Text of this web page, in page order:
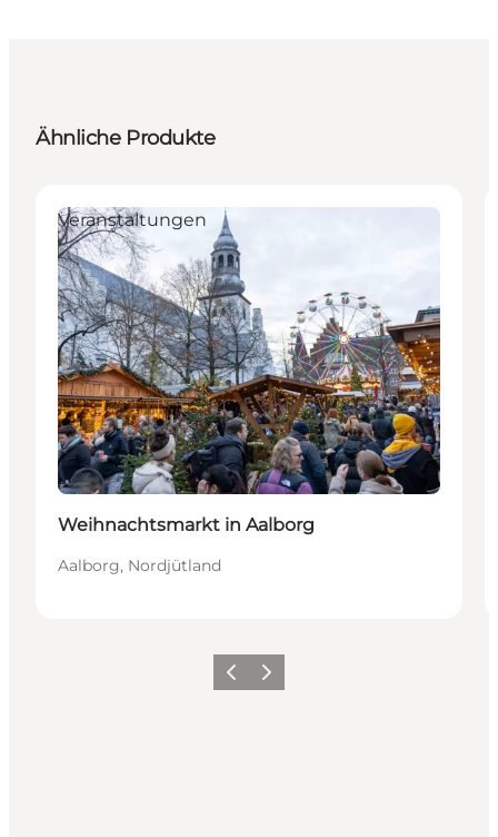
Ähnliche Produkte
Veranstaltungen
Weihnachtsmarkt in Aalborg
Aalborg, Nordjütland
ZurückWeiter